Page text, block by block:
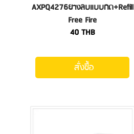
AXPQ4276ยางลบแบบกด+Refill
Free Fire
40THB
สั่งซื้อ